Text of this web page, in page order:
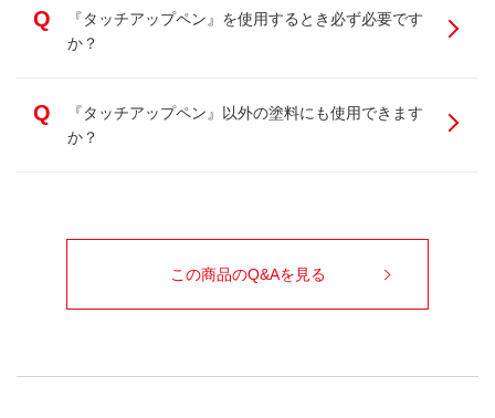
Q
『タッチアップペン』を使用するとき必ず必要です
か？
Q
『タッチアップペン』以外の塗料にも使用できます
か？
この商品のQ&Aを見る